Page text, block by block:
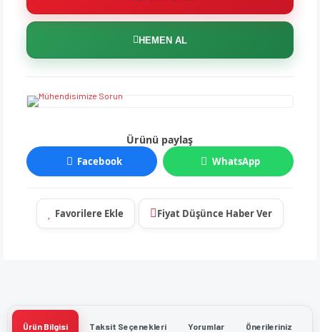
HEMEN AL
Ürünü paylaş
Facebook WhatsApp
Fiyat Düşünce Haber Ver
Ürün Bilgisi Taksit Seçenekleri Yorumlar Önerileriniz